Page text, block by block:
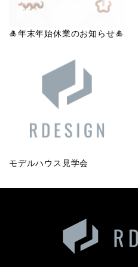
🎍年末年始休業のお知らせ🎍
モデルハウス見学会